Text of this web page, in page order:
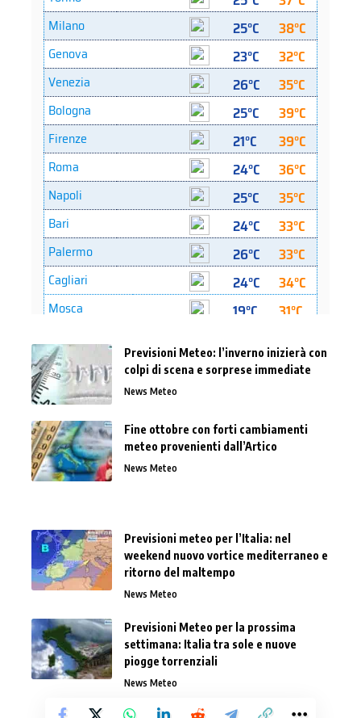
Previsioni Meteo: l’inverno inizierà con
colpi di scena e sorprese immediate
News Meteo
Fine ottobre con forti cambiamenti
meteo provenienti dall’Artico
News Meteo
Previsioni meteo per l’Italia: nel
weekend nuovo vortice mediterraneo e
ritorno del maltempo
News Meteo
Previsioni Meteo per la prossima
settimana: Italia tra sole e nuove
piogge torrenziali
News Meteo